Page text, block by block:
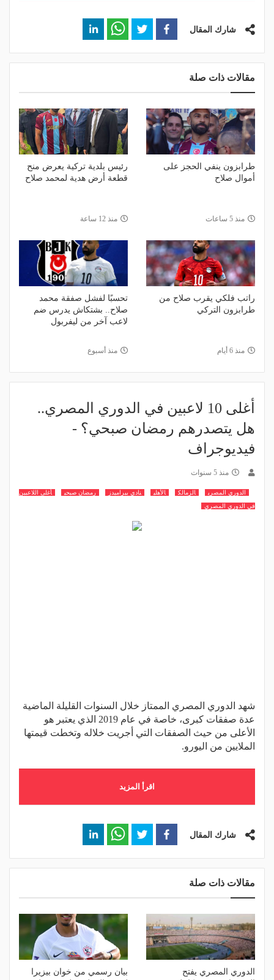
شارك المقال
مقالات ذات صلة
طرابزون ينفي الحجز على
أموال صلاح
منذ 5 ساعات
رئيس بلدية تركية يعرض منح
قطعة أرض هدية لمحمد صلاح
منذ 12 ساعة
راتب فلكي يقرب صلاح من
طرابزون التركي
منذ 6 أيام
تحسبًا لفشل صفقة محمد
صلاح.. بشتكاش يدرس ضم
لاعب آخر من ليفربول
منذ أسبوع
أغلى 10 لاعبين في الدوري المصري..
هل يتصدرهم رمضان صبحي؟ -
فيديوجراف
منذ 5 سنوات
الدوري المصري الزمالك الأهلي نادي بيراميدز رمضان صبحي
أغلى اللاعبين
في الدوري المصري
شهد الدوري المصري الممتاز خلال السنوات القليلة الماضية
عدة صفقات كبرى، خاصة في عام 2019 الذي يعتبر هو
الأعلى من حيث الصفقات التي أجريت خلاله وتخطت قيمتها
الملايين من اليورو.
اقرأ المزيد
شارك المقال
مقالات ذات صلة
الدوري المصري يفتح
بيان رسمي من خوان بيزيرا